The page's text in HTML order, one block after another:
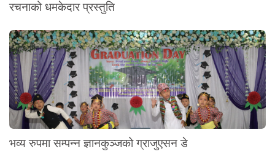
रचनाको धमकेदार प्रस्तुति
भव्य रुपमा सम्पन्न ज्ञानकुञ्जको ग्राजुएसन डे